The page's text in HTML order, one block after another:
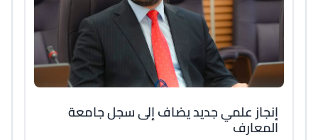
إنجاز علمي جديد يضاف إلى سجل جامعة
المعارف